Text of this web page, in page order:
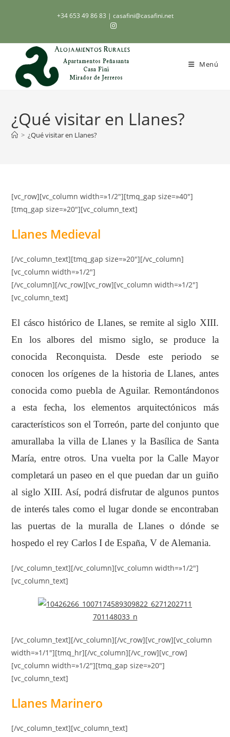
+34 653 49 86 83 | casafini@casafini.net
Menú
¿Qué visitar en Llanes?
> ¿Qué visitar en Llanes?
[vc_row][vc_column width=»1/2″][tmq_gap size=»40″]
[tmq_gap size=»20″][vc_column_text]
Llanes Medieval
[/vc_column_text][tmq_gap size=»20″][/vc_column]
[vc_column width=»1/2″]
[/vc_column][/vc_row][vc_row][vc_column width=»1/2″]
[vc_column_text]
El cásco histórico de Llanes, se remite al siglo XIII.
En los albores del mismo siglo, se produce la
conocida Reconquista. Desde este periodo se
conocen los orígenes de la historia de Llanes, antes
conocida como puebla de Aguilar. Remontándonos
a esta fecha, los elementos arquitectónicos más
característicos son el Torreón, parte del conjunto que
amurallaba la villa de Llanes y la Basílica de Santa
María, entre otros. Una vuelta por la Calle Mayor
completará un paseo en el que puedan dar un guiño
al siglo XIII. Así, podrá disfrutar de algunos puntos
de interés tales como el lugar donde se encontraban
las puertas de la muralla de Llanes o dónde se
hospedo el rey Carlos I de España, V de Alemania.
[/vc_column_text][/vc_column][vc_column width=»1/2″]
[vc_column_text]
[/vc_column_text][/vc_column][/vc_row][vc_row][vc_column
width=»1/1″][tmq_hr][/vc_column][/vc_row][vc_row]
[vc_column width=»1/2″][tmq_gap size=»20″]
[vc_column_text]
Llanes Marinero
[/vc_column_text][vc_column_text]